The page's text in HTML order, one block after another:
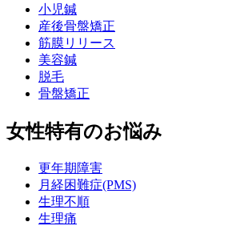
小児鍼
産後骨盤矯正
筋膜リリース
美容鍼
脱毛
骨盤矯正
女性特有のお悩み
更年期障害
月経困難症(PMS)
生理不順
生理痛